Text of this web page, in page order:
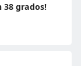
38 grados!